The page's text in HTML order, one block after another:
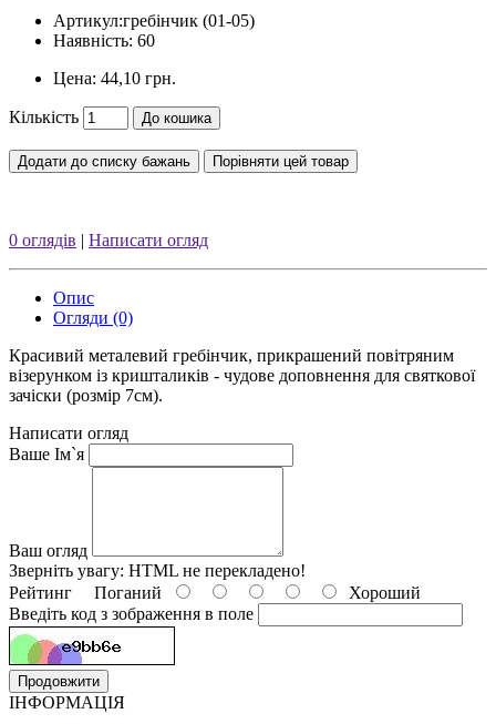
Артикул:гребінчик (01-05)
Наявність: 60
Цена: 44,10 грн.
Кількість До кошика
Додати до списку бажань Порівняти цей товар
0 оглядів | Написати огляд
Опис
Огляди (0)
Красивий металевий гребінчик, прикрашений повітряним
візерунком із кришталиків - чудове доповнення для святкової
зачіски (розмір 7см).
Написати огляд
Ваше Ім`я
Ваш огляд
Зверніть увагу: HTML не перекладено!
Рейтинг Поганий
Хороший
Введіть код з зображення в поле
Продовжити
ІНФОРМАЦІЯ